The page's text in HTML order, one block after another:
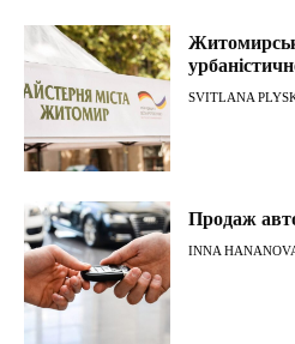
SVITLANA
Продаж
INNA